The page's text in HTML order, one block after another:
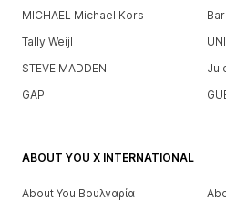
MICHAEL Michael Kors
Tally Weijl
STEVE MADDEN
GAP
ABOUT YOU X INTERNATIONAL
About You Βουλγαρία